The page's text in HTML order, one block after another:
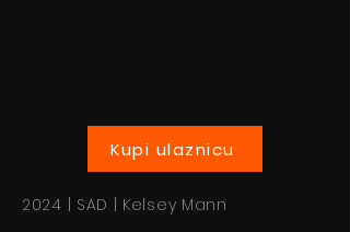
Kupi ulaznicu
2024 | SAD | Kelsey Mann